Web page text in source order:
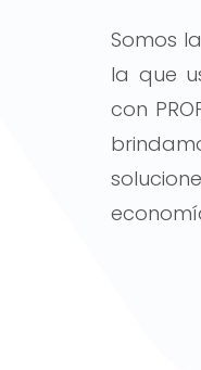
Somos
la que
con